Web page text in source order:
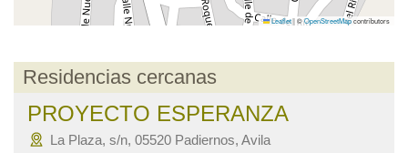
Leaflet|©OpenStreetMapcontributors
Residencias cercanas
PROYECTO ESPERANZA
La Plaza, s/n, 05520 Padiernos, Avila